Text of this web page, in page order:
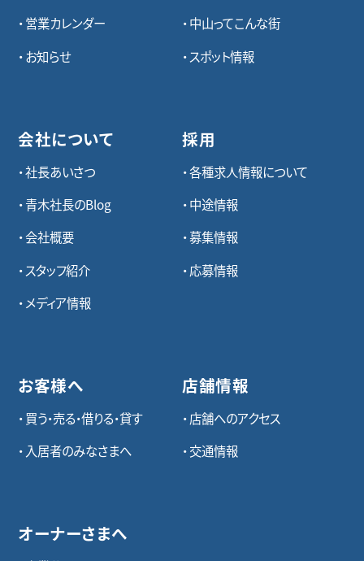
営業カレンダー
お知らせ
会社について
社長あいさつ
青木社長のBlog
会社概要
スタッフ紹介
メディア情報
お客様へ
買う・売る・借りる・貸す
入居者のみなさまへ
オーナーさまへ
中山ってこんな街
スポット情報
採用
各種求⼈情報について
中途情報
募集情報
応募情報
店舗情報
店舗へのアクセス
交通情報